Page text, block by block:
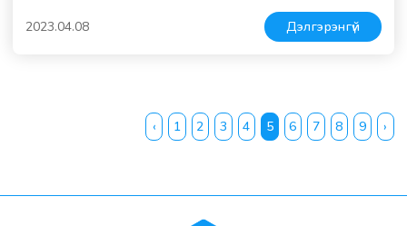
2023.04.08 Дэлгэрэнгүй
‹ 1 2 3 4 5 6 7 8 9 ›